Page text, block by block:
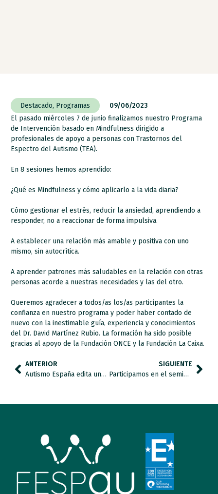
Destacado, Programas
09/06/2023
El pasado miércoles 7 de junio finalizamos nuestro Programa
de Intervención basado en Mindfulness dirigido a
profesionales de apoyo a personas con Trastornos del
Espectro del Autismo (TEA).
En 8 sesiones hemos aprendido:
¿Qué es Mindfulness y cómo aplicarlo a la vida diaria?
Cómo gestionar el estrés, reducir la ansiedad, aprendiendo a
responder, no a reaccionar de forma impulsiva.
A establecer una relación más amable y positiva con uno
mismo, sin autocrítica.
A aprender patrones más saludables en la relación con otras
personas acorde a nuestras necesidades y las del otro.
Queremos agradecer a todos/as los/as participantes la
confianza en nuestro programa y poder haber contado de
nuevo con la inestimable guía, experiencia y conocimientos
del Dr. David Martínez Rubio. La formación ha sido posible
gracias al apoyo de la Fundación ONCE y la Fundación La Caixa.
ANTERIOR
Autismo España edita una guía para facilitar el acceso a la Universidad al alumnado con autismo
SIGUIENTE
Participamos en el seminario “El espectro autista: una mirada global a un trastorno multifactorial”